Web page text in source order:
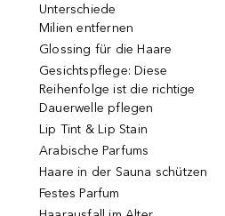
Unterschiede
Milien entfernen
Glossing für die Haare
Gesichtspflege: Diese
Reihenfolge ist die richtige
Dauerwelle pflegen
Lip Tint & Lip Stain
Arabische Parfums
Haare in der Sauna schützen
Festes Parfum